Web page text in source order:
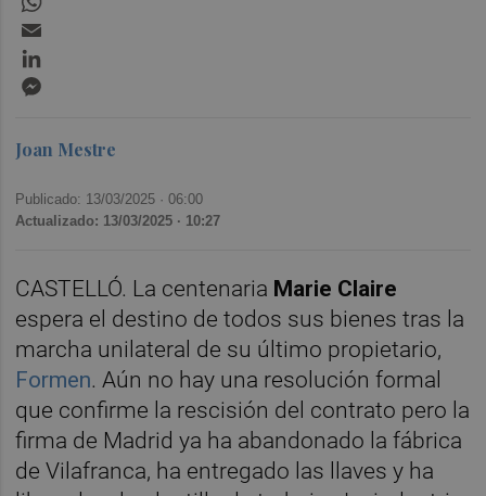
Joan Mestre
Publicado: 13/03/2025 ·06:00
Actualizado: 13/03/2025 · 10:27
CASTELLÓ. La centenaria Marie Claire
espera el destino de todos sus bienes tras la
marcha unilateral de su último propietario,
Formen. Aún no hay una resolución formal
que confirme la rescisión del contrato pero la
firma de Madrid ya ha abandonado la fábrica
de Vilafranca, ha entregado las llaves y ha